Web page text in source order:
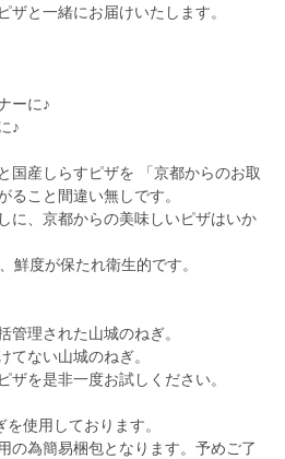
と一緒にお届けいたします。
ーに♪
♪
国産しらすピザを 「京都からのお取
ること間違い無しです。
に、京都からの美味しいピザはいか
鮮度が保たれ衛生的です。
管理された山城のねぎ。
てない山城のねぎ。
ザを是非一度お試しください。
使用しております。
の為簡易梱包となります。予めご了